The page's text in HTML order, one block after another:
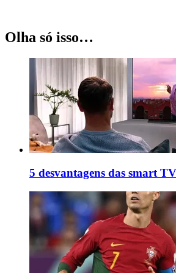
Olha só isso…
5 desvantagens das smart